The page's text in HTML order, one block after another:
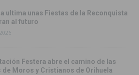
ultima unas Fiestas de la Reconquista
al futuro
Festera abre el camino de las
de Moros y Cristianos de Orihuela